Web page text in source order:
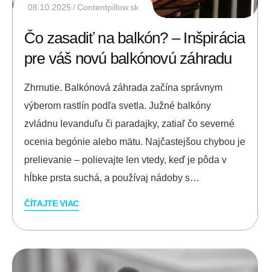
08.10.2025 Contentpillow.sk
Čo zasadiť na balkón? – Inšpirácia
pre váš novú balkónovú záhradu
Zhrnutie. Balkónová záhrada začína správnym
výberom rastlín podľa svetla. Južné balkóny
zvládnu levanduľu či paradajky, zatiaľ čo severné
ocenia begónie alebo mätu. Najčastejšou chybou je
prelievanie – polievajte len vtedy, keď je pôda v
hĺbke prsta suchá, a používaj nádoby s…
ČÍTAJTE VIAC